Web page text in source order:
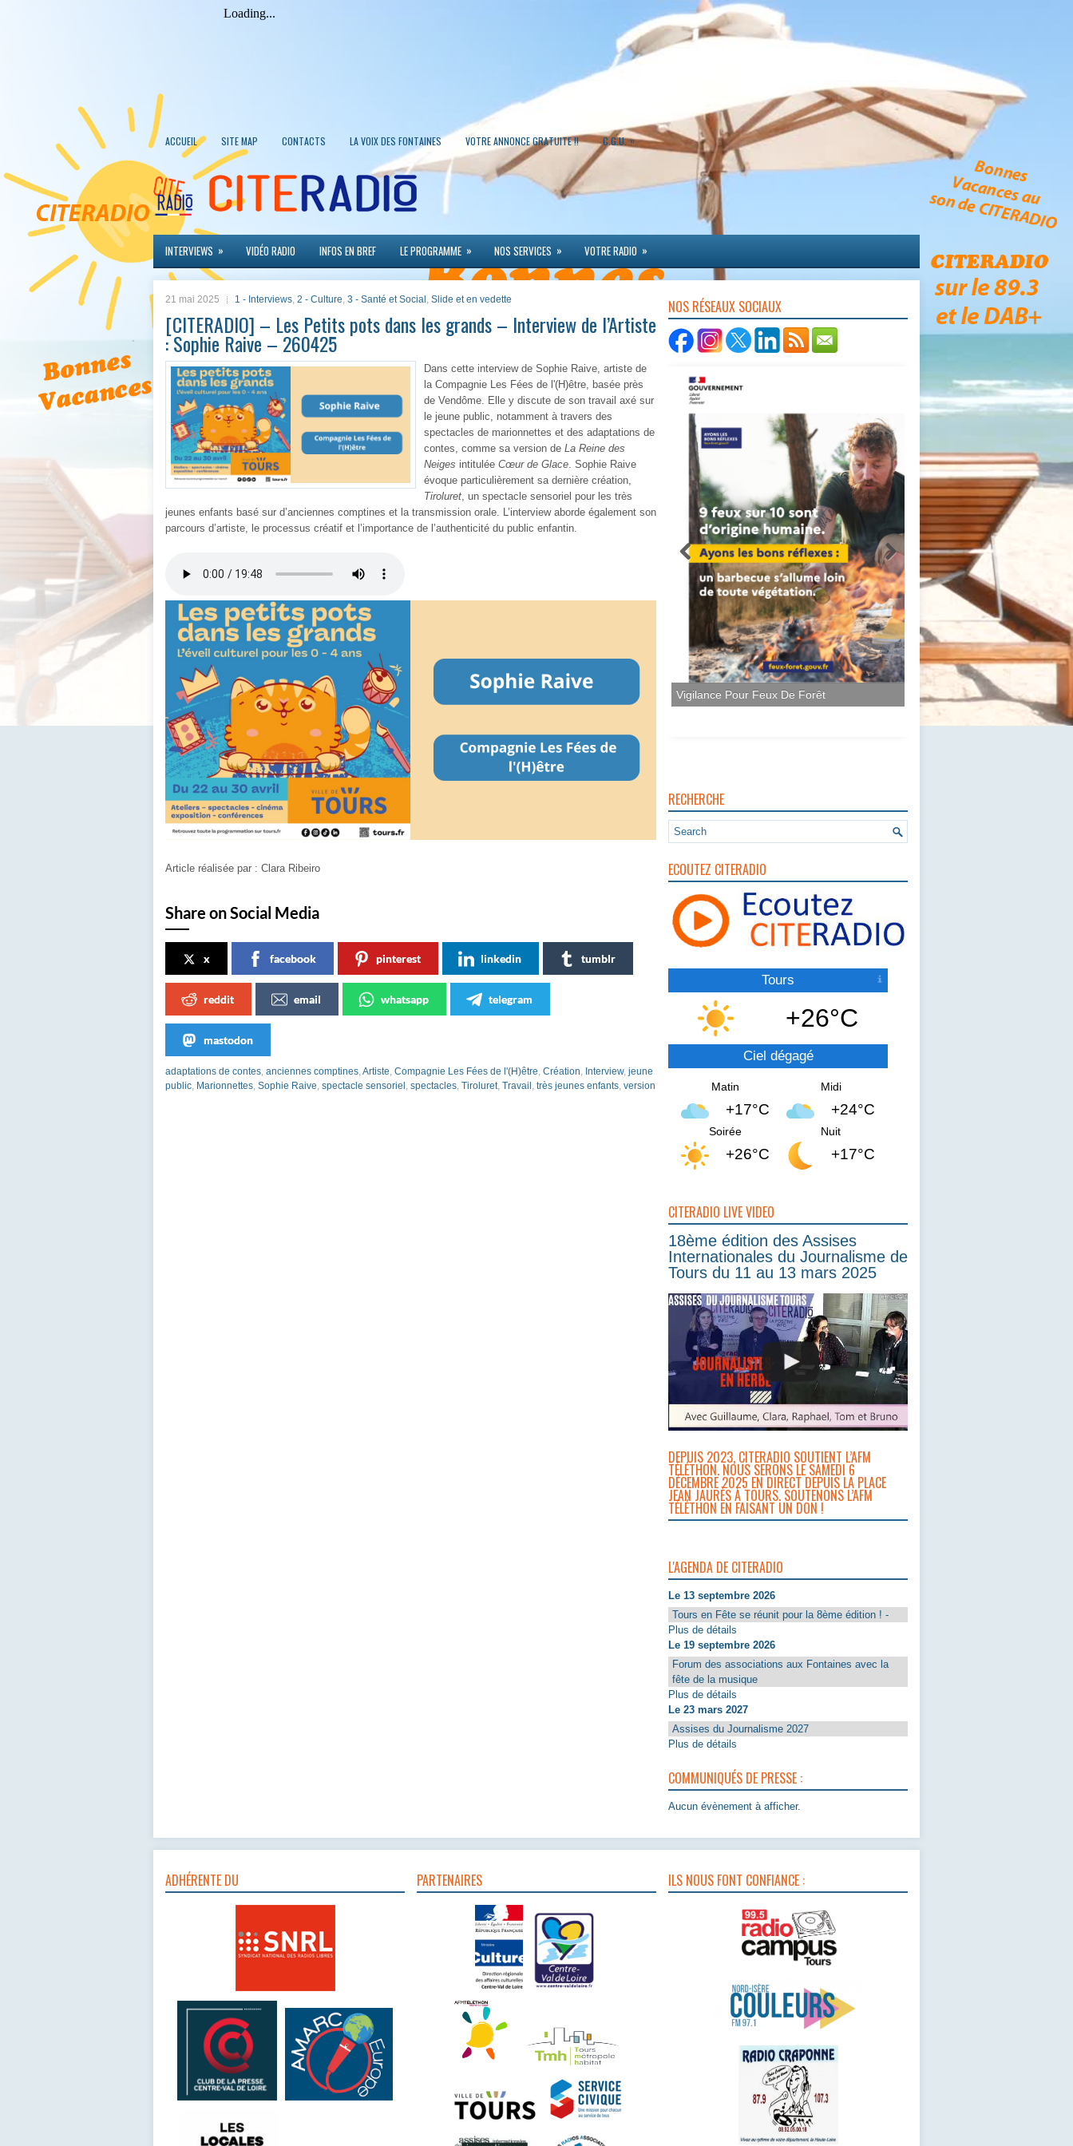
ACCUEIL SITE MAP CONTACTS LA VOIX DES FONTAINES VOTRE ANNONCE GRATUITE !! C.G.U. »
INTERVIEWS » VIDÉO RADIO INFOS EN BREF LE PROGRAMME » NOS SERVICES » VOTRE RADIO »
21 mai 2025 1 - Interviews, 2 - Culture, 3 - Santé et Social , Slide et en vedette
[CITERADIO] – Les Petits pots dans les grands – Interview de l’Artiste
: Sophie Raive – 260425
Dans cette interview de Sophie Raive, artiste de
la Compagnie Les Fées de l'(H)être, basée près
de Vendôme. Elle y discute de son travail axé sur
le jeune public, notamment à travers des
spectacles de marionnettes et des adaptations de
contes, comme sa version de La Reine des
Neiges intitulée Cœur de Glace. Sophie Raive
évoque particulièrement sa dernière création,
Tiroluret, un spectacle sensoriel pour les très
jeunes enfants basé sur d’anciennes comptines et la transmission orale. L’interview aborde également son
parcours d’artiste, le processus créatif et l’importance de l’authenticité du public enfantin.
Article réalisée par : Clara Ribeiro
Share on Social Media
x facebook pinterest linkedin tumblr
reddit email whatsapp telegram
mastodon
adaptations de contes, anciennes comptines,Artiste, Compagnie Les Fées de l'(H)être, Création, Interview, jeune
public, Marionnettes, Sophie Raive, spectacle sensoriel , spectacles, Tiroluret, Travail , très jeunes enfants, version
NOS RÉSEAUX SOCIAUX
Vigilance Pour Feux De Forêt
RECHERCHE
ECOUTEZ CITERADIO
Tours
+26°C
Ciel dégagé
Matin
+17°C
Midi
+24°C
Soirée
+26°C
Nuit
+17°C
CITERADIO LIVE VIDEO
18ème édition des Assises
Internationales du Journalisme de
Tours du 11 au 13 mars 2025
DEPUIS 2023, CITERADIO SOUTIENT L’AFM
TÉLÉTHON. NOUS SERONS LE SAMEDI 6
DÉCEMBRE 2025 EN DIRECT DEPUIS LA PLACE
JEAN JAURÈS À TOURS. SOUTENONS L’AFM
TÉLÉTHON EN FAISANT UN DON !
L'AGENDA DE CITERADIO
Le 13 septembre 2026
Tours en Fête se réunit pour la 8ème édition ! -
Plus de détails
Le 19 septembre 2026
Forum des associations aux Fontaines avec la
fête de la musique
Plus de détails
Le 23 mars 2027
Assises du Journalisme 2027
Plus de détails
COMMUNIQUÉS DE PRESSE :
Aucun évènement à afficher.
ADHÉRENTE DU PARTENAIRES ILS NOUS FONT CONFIANCE :